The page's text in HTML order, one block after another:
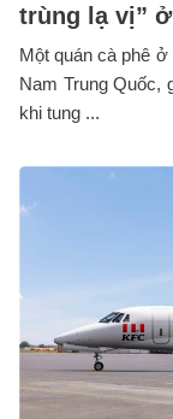
trùng lạ vị”
Một quán cà phê
Nam Trung Quốc,
khi tung ...